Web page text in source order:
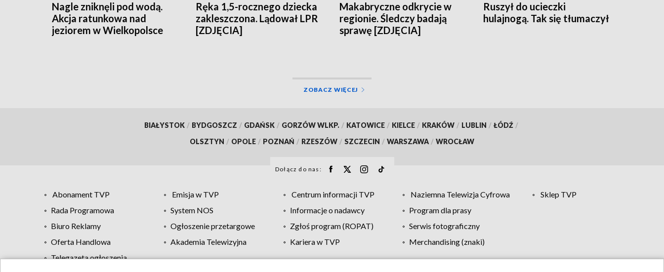
Nagle zniknęli pod wodą.
Akcja ratunkowa nad
jeziorem w Wielkopolsce
Ręka 1,5-rocznego dziecka
zakleszczona. Lądował LPR
[ZDJĘCIA]
Makabryczne odkrycie w
regionie. Śledczy badają
sprawę [ZDJĘCIA]
Ruszył do ucieczki
hulajnogą. Tak się tłumaczył
ZOBACZ WIĘCEJ
BIAŁYSTOK / BYDGOSZCZ / GDAŃSK / GORZÓW WLKP. / KATOWICE / KIELCE / KRAKÓW / LUBLIN / ŁÓDŹ /
OLSZTYN / OPOLE / POZNAŃ / RZESZÓW / SZCZECIN / WARSZAWA / WROCŁAW
Dołącz do nas:
Abonament TVP Emisja w TVP Centrum informacji TVP Naziemna Telewizja Cyfrowa
Sklep TVP
Rada Programowa
System NOS Informacje o nadawcy
Program dla prasy
Biuro Reklamy
Ogłoszenie przetargowe Zgłoś program (ROPAT)
Serwis fotograficzny
Oferta Handlowa
Akademia Telewizyjna Kariera w TVP
Merchandising (znaki)
Telegazeta ogłoszenia